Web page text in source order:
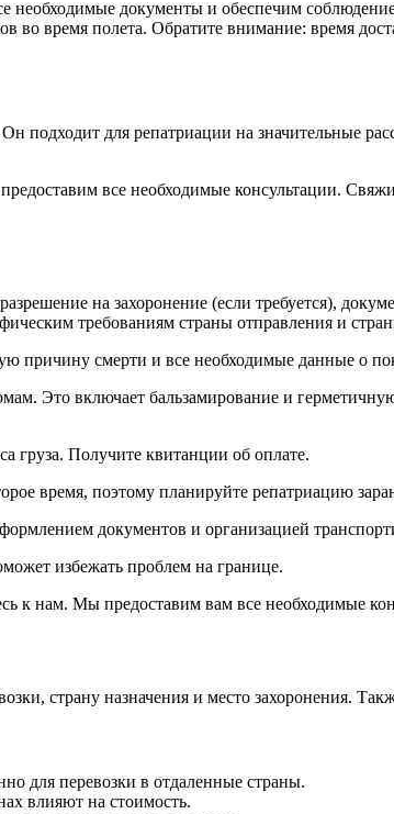
документы и обеспечим
во время полета. Обратите внимание: время
для репатриации на значительные
все необходимые консультации.
на захоронение (если требуется),
требованиям страны отправления и
причину смерти и все необходимые данные о
Это включает бальзамирование и
груза. Получите квитанции об оплате.
время, поэтому планируйте репатриацию
документов и организацией
избежать проблем на границе.
к нам. Мы предоставим вам все необходимые
страну назначения и место захоронения.
для перевозки в отдаленные страны.
влияют на стоимость.